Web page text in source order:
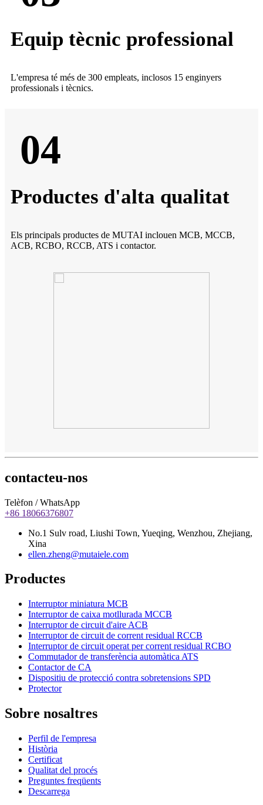
Equip tècnic professional
L'empresa té més de 300 empleats, inclosos 15 enginyers
professionals i tècnics.
04
Productes d'alta qualitat
Els principals productes de MUTAI inclouen MCB, MCCB,
ACB, RCBO, RCCB, ATS i contactor.
contacteu-nos
Telèfon / WhatsApp
+86 18066376807
No.1 Sulv road, Liushi Town, Yueqing, Wenzhou, Zhejiang,
Xina
ellen.zheng@mutaiele.com
Productes
Interruptor miniatura MCB
Interruptor de caixa motllurada MCCB
Interruptor de circuit d'aire ACB
Interruptor de circuit de corrent residual RCCB
Interruptor de circuit operat per corrent residual RCBO
Commutador de transferència automàtica ATS
Contactor de CA
Dispositiu de protecció contra sobretensions SPD
Protector
Sobre nosaltres
Perfil de l'empresa
Història
Certificat
Qualitat del procés
Preguntes freqüents
Descarrega